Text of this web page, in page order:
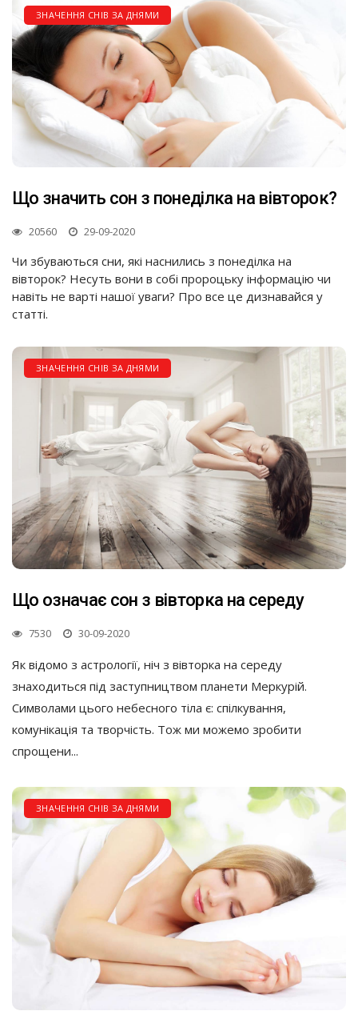
ЗНАЧЕННЯ СНІВ ЗА ДНЯМИ
Що значить сон з понеділка на вівторок?
20560 29-09-2020
Чи збуваються сни, які наснились з понеділка на
вівторок? Несуть вони в собі пророцьку інформацію чи
навіть не варті нашої уваги? Про все це дизнавайся у
статті.
ЗНАЧЕННЯ СНІВ ЗА ДНЯМИ
Що означає сон з вівторка на середу
7530 30-09-2020
Як відомо з астрології, ніч з вівторка на середу
знаходиться під заступництвом планети Меркурій.
Символами цього небесного тіла є: спілкування,
комунікація та творчість. Тож ми можемо зробити
спрощени...
ЗНАЧЕННЯ СНІВ ЗА ДНЯМИ